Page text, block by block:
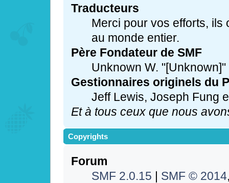
Traducteurs
Merci pour vos efforts, ils
au monde entier.
Père Fondateur de SMF
Unknown W.
Gestionnaires originels du
Jeff Lewis, Joseph Fung
Et à tous ceux que nous
Copyrights
Forum
SMF 2.0.15 | SMF © 2014